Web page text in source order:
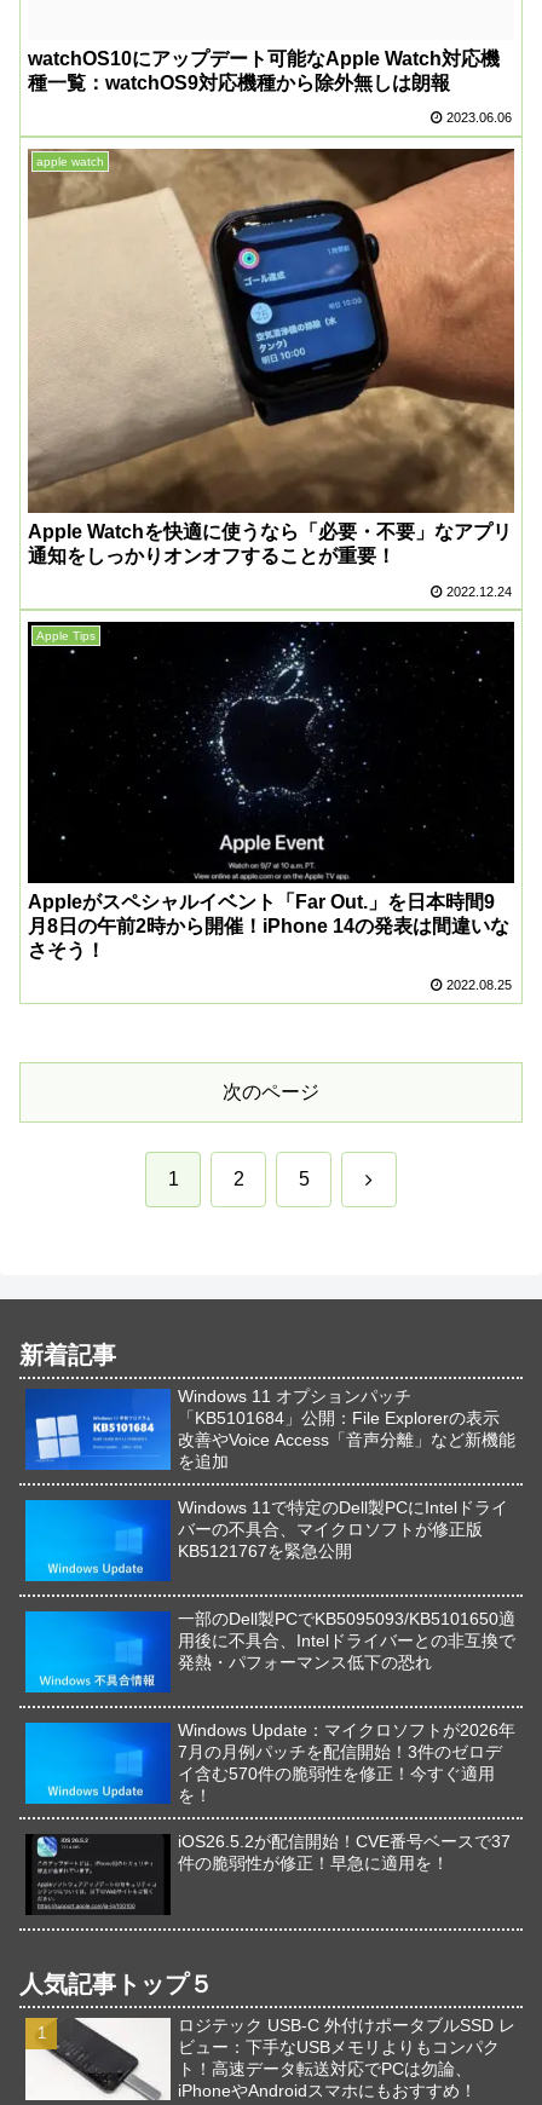
watchOS10にアップデート可能なApple Watch対応機
種一覧：watchOS9対応機種から除外無しは朗報
2023.06.06
apple watch
Apple Watchを快適に使うなら「必要・不要」なアプリ
通知をしっかりオンオフすることが重要！
2022.12.24
Apple Tips
Appleがスペシャルイベント「Far Out.」を日本時間9
月8日の午前2時から開催！iPhone 14の発表は間違いな
さそう！
2022.08.25
次のページ
1 2 5 次
新着記事
Windows 11 オプションパッチ
「KB5101684」公開：File Explorerの表示
改善やVoice Access「音声分離」など新機能
を追加
Windows 11で特定のDell製PCにIntelドライ
バーの不具合、マイクロソフトが修正版
KB5121767を緊急公開
一部のDell製PCでKB5095093/KB5101650適
用後に不具合、Intelドライバーとの非互換で
発熱・パフォーマンス低下の恐れ
Windows Update：マイクロソフトが2026年
7月の月例パッチを配信開始！3件のゼロデ
イ含む570件の脆弱性を修正！今すぐ適用
を！
iOS26.5.2が配信開始！CVE番号ベースで37
件の脆弱性が修正！早急に適用を！
人気記事トップ５
ロジテック USB-C 外付けポータブルSSD レ
ビュー：下手なUSBメモリよりもコンパク
ト！高速データ転送対応でPCは勿論、
iPhoneやAndroidスマホにもおすすめ！